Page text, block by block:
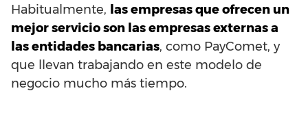
Habitualmente, las empresas que ofrecen un
mejor servicio son las empresas externas a
las entidades bancarias, como PayComet, y
que llevan trabajando en este modelo de
negocio mucho más tiempo.